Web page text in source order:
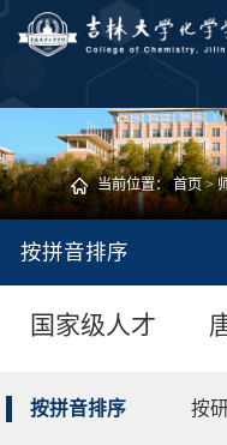
当前位置：首页>
按拼音排序
国家级人才
按拼音排序 按